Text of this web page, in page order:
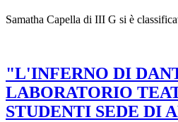
Samatha Capella di III G si è
"L'INFERNO DI
LABORATORIO
STUDENTI SEDE DI